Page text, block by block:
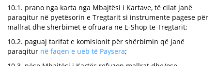
10.1. prano nga karta nga Mbajtësi i Kartave, të cilat janë
paraqitur në pyetësorin e Tregtarit si instrumente pagese për
mallrat dhe shërbimet e ofruara në E-Shop të Tregtarit;
10.2. paguaj tarifat e komisionit për shërbimin që janë
paraqitur në faqen e ueb të Paysera;